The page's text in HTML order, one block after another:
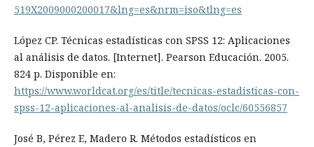
519X2009000200017&lng=es&nrm=iso&tlng=es
López CP. Técnicas estadísticas con SPSS 12: Aplicaciones
al análisis de datos. [Internet]. Pearson Educación. 2005.
824 p. Disponible en:
https://www.worldcat.org/es/title/tecnicas-estadisticas-con-
spss-12-aplicaciones-al-analisis-de-datos/oclc/60556857
José B, Pérez E, Madero R. Métodos estadísticos en